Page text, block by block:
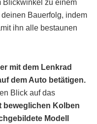
Blickwinkel zu einem
Bauerfolg, indem
ihn alle bestaunen
mit dem Lenkrad
dem Auto betätigen.
Blick auf das
beweglichen Kolben
Modell